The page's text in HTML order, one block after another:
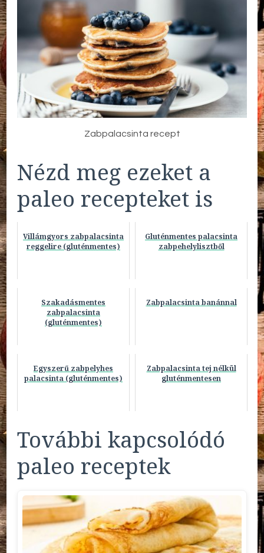
Zabpalacsinta recept
Nézd meg ezeket a
paleo recepteket is
Villámgyors zabpalacsinta
reggelire (gluténmentes)
Gluténmentes palacsinta
zabpehelylisztből
Szakadásmentes
zabpalacsinta
(gluténmentes)
Zabpalacsinta banánnal
Egyszerű zabpelyhes
palacsinta (gluténmentes)
Zabpalacsinta tej nélkül
gluténmentesen
További kapcsolódó
paleo receptek